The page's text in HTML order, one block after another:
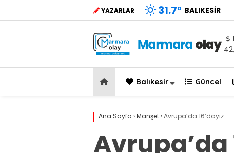
YAZARLAR 31.7° BALIKESIR
Balıkesir Güncel
Ana Sayfa ›Manşet›Avrupa’da 16’dayız
Avrupa’da